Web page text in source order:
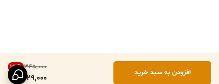
۳۴۵٬۰۰۰ 33%
229,000
افزودن به سبد خرید